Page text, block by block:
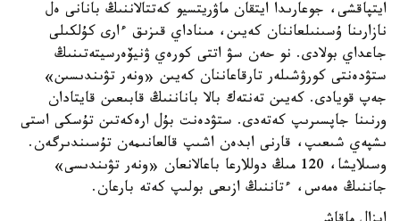
ايتپاقشى، جوعارىدا ايتقان ماۋريتسيو كەتتالاننىڭ بانانى ەل
نازارىنا ۇسىنىلعاننان كەيىن، مىناداي قىزىق ءارى كۇلكىلى
جاعداي بولادى. نو حەن سۋ اتتى كورەي ۋنيۆەرسيتەتىنىڭ
ستۋدەنتى كورۋشىلەر تارقاعاننان كەيىن «ونەر تۋىندىسىن»
جەپ قويادى. كەيىن تەنتەك بالا باناننىڭ قابىعىن قايتادان
ورنىنا جاپسىرىپ كەتەدى. ستۋدەنت بۇل ارەكەتىن تۇسكى استى
ىشپەي شىعىپ، قارنى ابدەن اشىپ قالعانىمەن تۇسىندىرگەن.
وسىلايشا، 120 مىڭ دوللارعا باعالانعان «ونەر تۋىندىسى»
جاننىڭ ەمەس، ءتاننىڭ ازىعى بولىپ كەتە بارعان.